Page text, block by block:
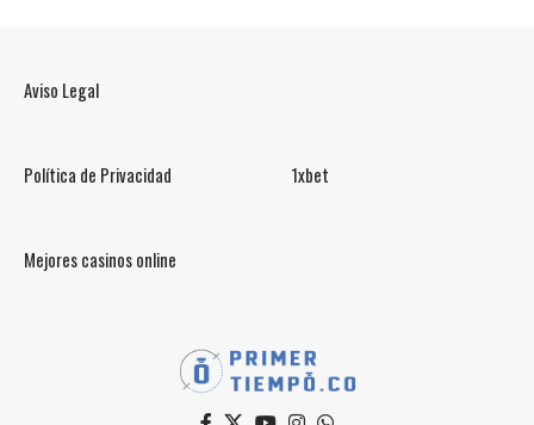
Aviso Legal
Política de Privacidad 1xbet
Mejores casinos online